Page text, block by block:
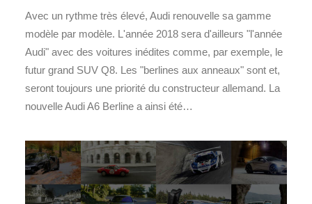
Avec un rythme très élevé, Audi renouvelle sa gamme
modèle par modèle. L'année 2018 sera d'ailleurs "l'année
Audi" avec des voitures inédites comme, par exemple, le
futur grand SUV Q8. Les "berlines aux anneaux" sont et,
seront toujours une priorité du constructeur allemand. La
nouvelle Audi A6 Berline a ainsi été…